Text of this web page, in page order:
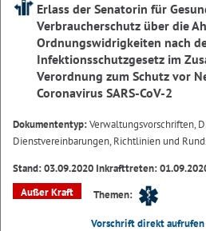
Erlass der Senatorin für
Verbraucherschutz über die
Ordnungswidrigkeiten nach
Infektionsschutzgesetz im
Verordnung zum Schutz vor
Coronavirus SARS-CoV-2
Dokumententyp:Verwaltungsvorschriften,
Dienstvereinbarungen, Richtlinien und
Stand: 03.09.2020 Inkrafttreten:
Außer Kraft
Themen:
Vorschrift direkt aufrufen